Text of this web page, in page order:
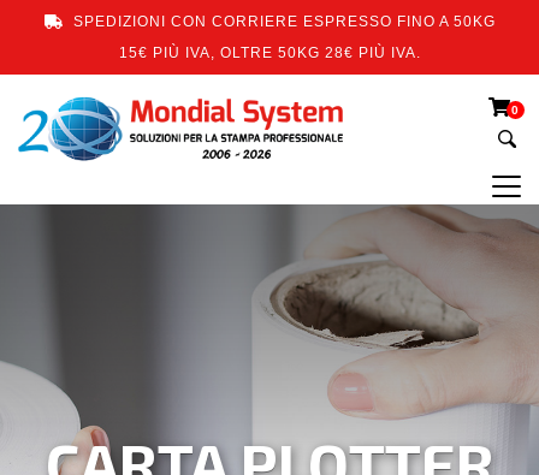
SPEDIZIONI CON CORRIERE ESPRESSO FINO A 50KG
15€ PIÙ IVA, OLTRE 50KG 28€ PIÙ IVA.
0